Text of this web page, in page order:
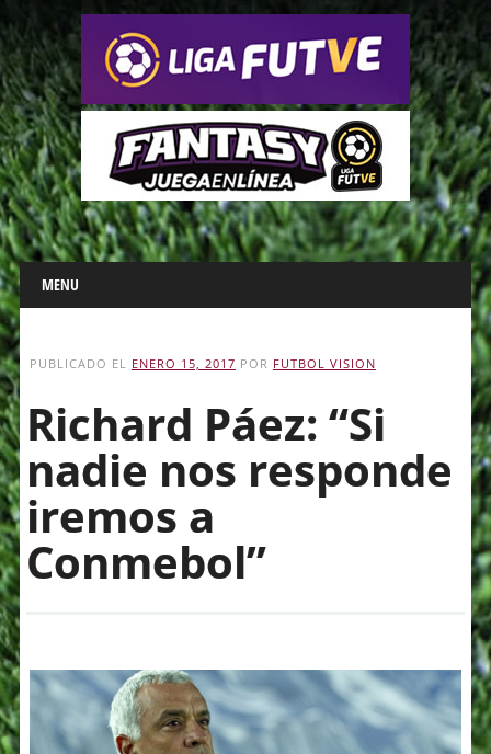
Main menu
Skip
to
content
MENU
PUBLICADO EL ENERO 15, 2017 POR FUTBOL VISION
Richard Páez: “Si
nadie nos responde
iremos a
Conmebol”